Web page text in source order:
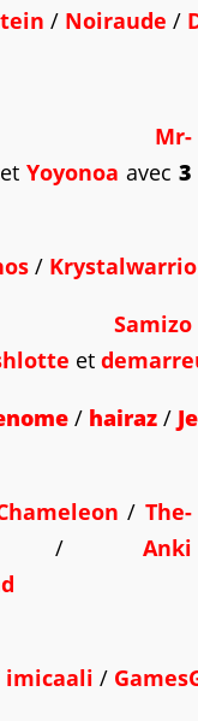
/ Noiraude /
Mr-
et Yoyonoa avec 3
/
Samizo
et
/ hairaz /
/The-
/ Anki
imicaali /